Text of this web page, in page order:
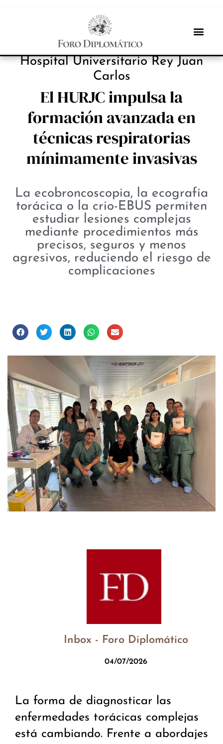
INBOX INTERNACIONAL
Hospital Universitario Rey Juan
Carlos
El HURJC impulsa la
formación avanzada en
técnicas respiratorias
mínimamente invasivas
La ecobroncoscopia, la ecografía
torácica o la crio-EBUS permiten
estudiar lesiones complejas
mediante procedimientos más
precisos, seguros y menos
agresivos, reduciendo el riesgo de
complicaciones
Inbox - Foro Diplomático
04/07/2026
La forma de diagnosticar las
enfermedades torácicas complejas
está cambiando. Frente a abordajes